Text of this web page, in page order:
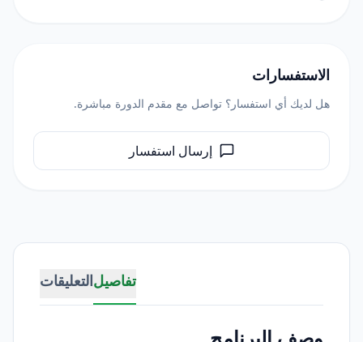
تفاصيلالتعليقات
الاستفسارات
هل لديك أي استفسار؟ تواصل مع مقدم الدورة مباشرة.
إرسال استفسار